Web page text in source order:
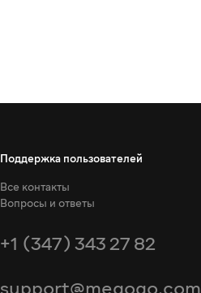
Поддержка пользователей
Все контакты
Вопросы и ответы
+1 (347) 343 27 82